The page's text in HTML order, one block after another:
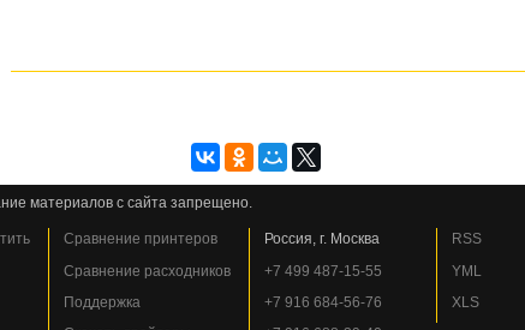
материалов с сайта запрещено.
Сравнение принтеров
Сравнение расходников
Поддержка
Россия, г. Москва
+7 499 487-15-55
+7 916 684-56-76
RSS
YML
XLS